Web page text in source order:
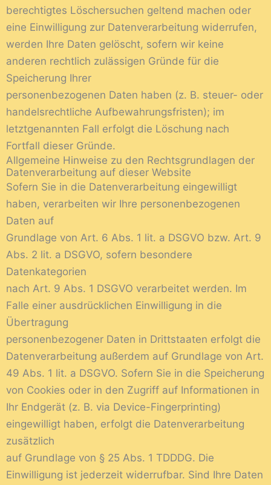
berechtigtes Löschersuchen geltend machen oder
eine Einwilligung zur Datenverarbeitung widerrufen,
werden Ihre Daten gelöscht, sofern wir keine
anderen rechtlich zulässigen Gründe für die
Speicherung Ihrer
personenbezogenen Daten haben (z. B. steuer- oder
handelsrechtliche Aufbewahrungsfristen); im
letztgenannten Fall erfolgt die Löschung nach
Fortfall dieser Gründe.
Allgemeine Hinweise zu den Rechtsgrundlagen der
Datenverarbeitung auf dieser Website
Sofern Sie in die Datenverarbeitung eingewilligt
haben, verarbeiten wir Ihre personenbezogenen
Daten auf
Grundlage von Art. 6 Abs. 1 lit. a DSGVO bzw. Art. 9
Abs. 2 lit. a DSGVO, sofern besondere
Datenkategorien
nach Art. 9 Abs. 1 DSGVO verarbeitet werden. Im
Falle einer ausdrücklichen Einwilligung in die
Übertragung
personenbezogener Daten in Drittstaaten erfolgt die
Datenverarbeitung außerdem auf Grundlage von Art.
49 Abs. 1 lit. a DSGVO. Sofern Sie in die Speicherung
von Cookies oder in den Zugriff auf Informationen in
Ihr Endgerät (z. B. via Device-Fingerprinting)
eingewilligt haben, erfolgt die Datenverarbeitung
zusätzlich
auf Grundlage von § 25 Abs. 1 TDDDG. Die
Einwilligung ist jederzeit widerrufbar. Sind Ihre Daten